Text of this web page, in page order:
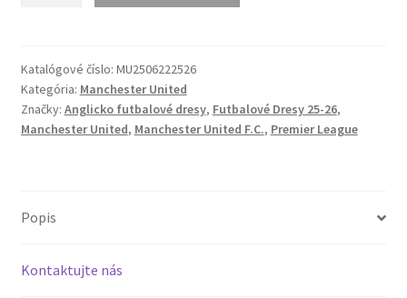
26
Domáci
Dres
Krátky
Katalógové číslo: MU2506222526
Kategória: Manchester United
Značky: Anglicko futbalové dresy, Futbalové Dresy 25-26,
Manchester United, Manchester United F.C., Premier League
Popis
Kontaktujte nás